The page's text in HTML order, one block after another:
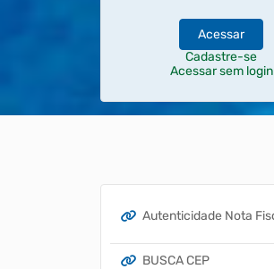
Acessar
Cadastre-se
Acessar sem login
BUSCA CEP